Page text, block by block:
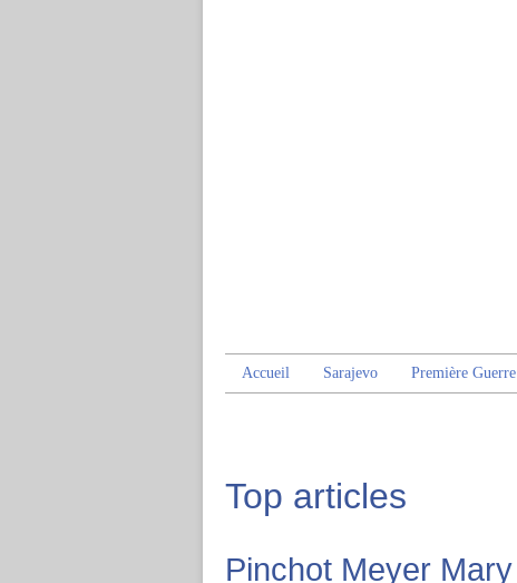
Accueil Sarajevo Première Guerre
Top articles
Pinchot Meyer Mary